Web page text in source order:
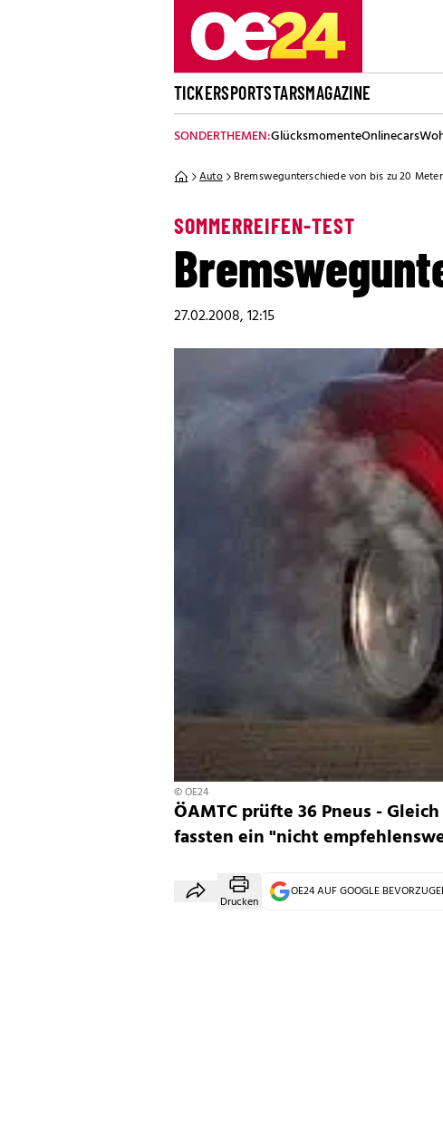
TICKERSPORTSTARSMAGAZINE
SONDERTHEMEN:GlücksmomenteOnlinecars
Auto Bremswegunterschiede von bis zu 20
SOMMERREIFEN-TEST
27.02.2008, 12:15
© OE24
ÖAMTC prüfte 36 Pneus -
fassten ein "nicht
Drucken
OE24 AUF GOOGLE